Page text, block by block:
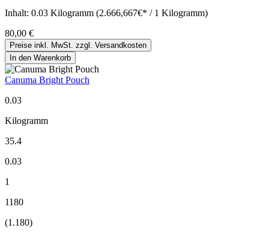
Inhalt: 0.03 Kilogramm (2.666,667€* / 1 Kilogramm)
80,00 €
Preise inkl. MwSt. zzgl. Versandkosten
In den Warenkorb
Canuma Bright Pouch
0.03
Kilogramm
35.4
0.03
1
1180
(1.180)